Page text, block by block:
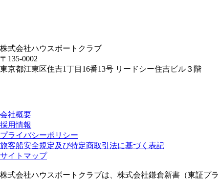
株式会社ハウスボートクラブ
〒135-0002
東京都江東区住吉1丁目16番13号 リードシー住吉ビル３階
会社概要
採用情報
プライバシーポリシー
旅客船安全規定及び特定商取引法に基づく表記
サイトマップ
株式会社ハウスボートクラブは、株式会社鎌倉新書（東証プラ